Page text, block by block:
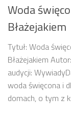
Woda
Błażejakiem
Tytuł: Woda
Błażejakiem
audycji:
woda święcona i
domach, o tym z